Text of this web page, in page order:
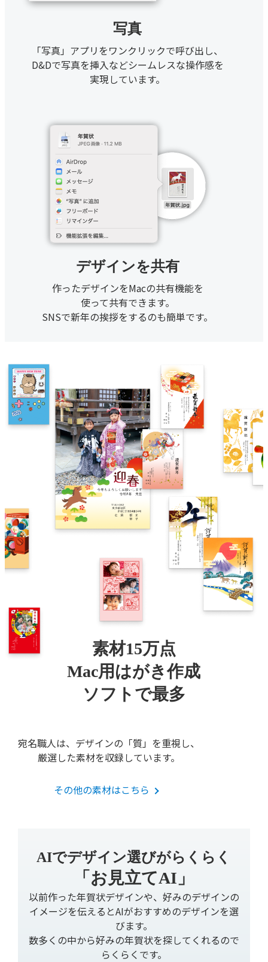
写真
「写真」アプリをワンクリックで呼び出し、
D&Dで写真を挿入などシームレスな操作感を
実現しています。
デザインを共有
作ったデザインをMacの共有機能を
使って共有できます。
SNSで新年の挨拶をするのも簡単です。
素材15万点
Mac用はがき作成
ソフトで最多
宛名職人は、デザインの「質」を重視し、
厳選した素材を収録しています。
その他の素材はこちら
AIでデザイン選びがらくらく
「お見立てAI」
以前作った年賀状デザインや、好みのデザインの
イメージを伝えるとAIがおすすめのデザインを選
びます。
数多くの中から好みの年賀状を探してくれるので
らくらくです。